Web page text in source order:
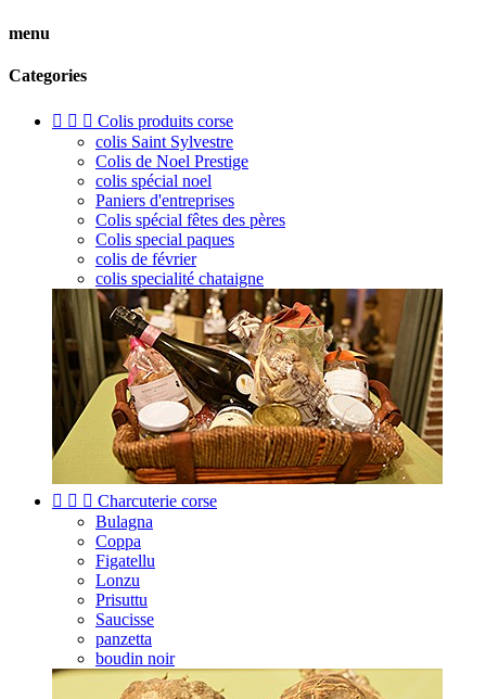
menu
Categories
   Colis produits corse
colis Saint Sylvestre
Colis de Noel Prestige
colis spécial noel
Paniers d'entreprises
Colis spécial fêtes des pères
Colis special paques
colis de février
colis specialité chataigne
   Charcuterie corse
Bulagna
Coppa
Figatellu
Lonzu
Prisuttu
Saucisse
panzetta
boudin noir